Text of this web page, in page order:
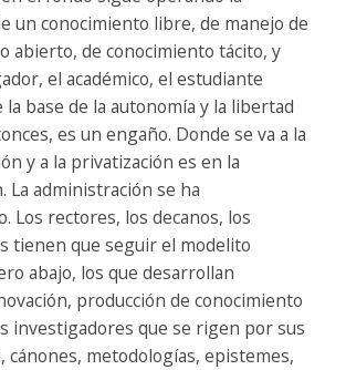
un conocimiento libre, de manejo de
abierto, de conocimiento tácito, y
el académico, el estudiante
base de la autonomía y la libertad
es un engaño. Donde se va a la
y a la privatización es en la
La administración se ha
Los rectores, los decanos, los
tienen que seguir el modelito
abajo, los que desarrollan
producción de conocimiento
investigadores que se rigen por sus
cánones, metodologías, epistemes,